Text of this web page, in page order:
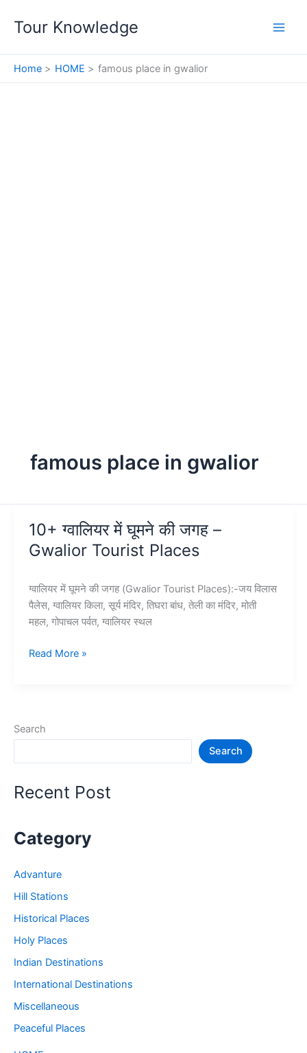
Tour Knowledge
Home HOME famous place in gwalior
famous place in gwalior
10+ ग्वालियर में घूमने की जगह –
Gwalior Tourist Places
ग्वालियर में घूमने की जगह (Gwalior Tourist Places):-जय विलास
पैलेस, ग्वालियर किला, सूर्य मंदिर, तिघरा बांध, तेली का मंदिर, मोती
महल, गोपाचल पर्वत, ग्वालियर स्थल
10+
जगह
Places
Read More »
Search
Search
Recent Post
Category
Advanture
Hill Stations
Historical Places
Holy Places
Indian Destinations
International Destinations
Miscellaneous
Peaceful Places